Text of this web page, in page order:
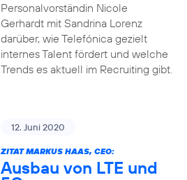
Personalvorständin Nicole
Gerhardt mit Sandrina Lorenz
darüber, wie Telefónica gezielt
internes Talent fördert und welche
Trends es aktuell im Recruiting gibt.
12. Juni 2020
ZITAT MARKUS HAAS, CEO:
Ausbau von LTE und